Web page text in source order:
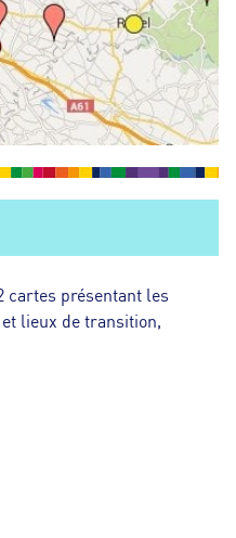
cartes présentant les
lieux de transition,